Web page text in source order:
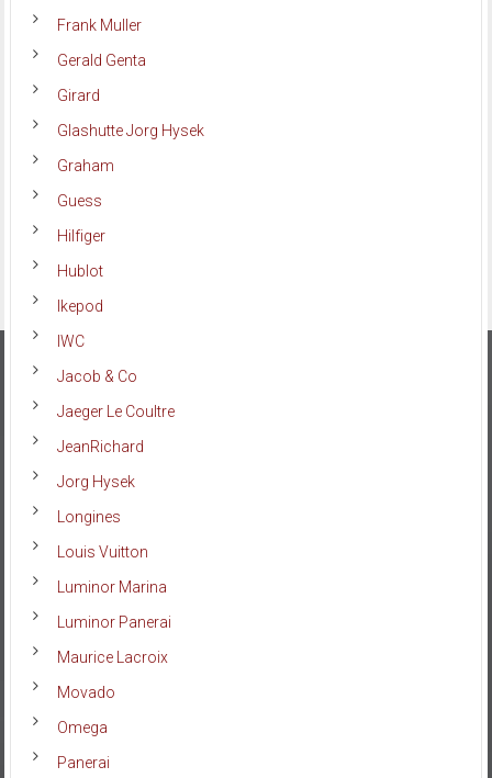
Frank Muller
Gerald Genta
Girard
Glashutte Jorg Hysek
Graham
Guess
Hilfiger
Hublot
Ikepod
IWC
Jacob & Co
Jaeger Le Coultre
JeanRichard
Jorg Hysek
Longines
Louis Vuitton
Luminor Marina
Luminor Panerai
Maurice Lacroix
Movado
Omega
Panerai